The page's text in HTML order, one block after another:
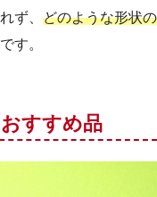
ず、 どのような形状の
す。
すすめ品